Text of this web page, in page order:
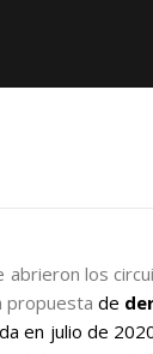
abrieron los
de
en julio de